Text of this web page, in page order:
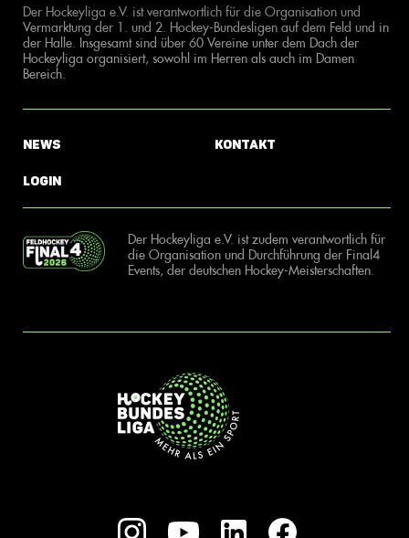
Der Hockeyliga e.V. ist verantwortlich für die Organisation und
Vermarktung der 1. und 2. Hockey-Bundesligen auf dem Feld und in
der Halle. Insgesamt sind über 60 Vereine unter dem Dach der
Hockeyliga organisiert, sowohl im Herren als auch im Damen
Bereich.
News
Login
Kontakt
Der Hockeyliga e.V. ist zudem verantwortlich für
die Organisation und Durchführung der Final4
Events, der deutschen Hockey-Meisterschaften.